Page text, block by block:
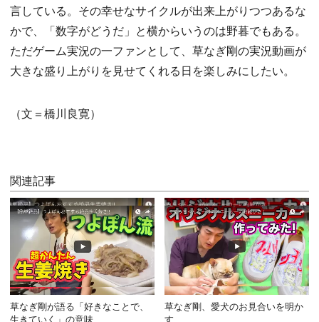
言している。その幸せなサイクルが出来上がりつつあるな
かで、「数字がどうだ」と横からいうのは野暮でもある。
ただゲーム実況の一ファンとして、草なぎ剛の実況動画が
大きな盛り上がりを見せてくれる日を楽しみにしたい。
（文＝橋川良寛）
関連記事
草なぎ剛が語る「好きなことで、
生きていく」の意味
草なぎ剛、愛犬のお見合いを明か
す